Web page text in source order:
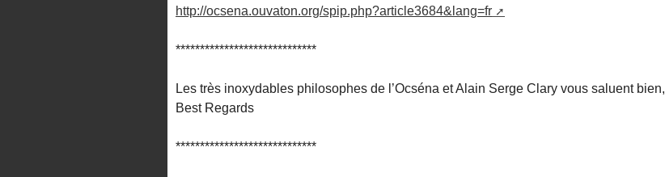
http://ocsena.ouvaton.org/spip.php?article3684&lang=fr
*****************************
Les très inoxydables philosophes de l’Ocséna et Alain Serge Clary vous saluent bien,
Best Regards
*****************************